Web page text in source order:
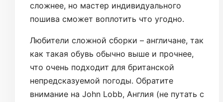
сложнее, но мастер индивидуального
пошива сможет воплотить что угодно.
Любители сложной сборки – англичане, так
как такая обувь обычно выше и прочнее,
что очень подходит для британской
непредсказуемой погоды. Обратите
внимание на John Lobb, Англия (не путать с